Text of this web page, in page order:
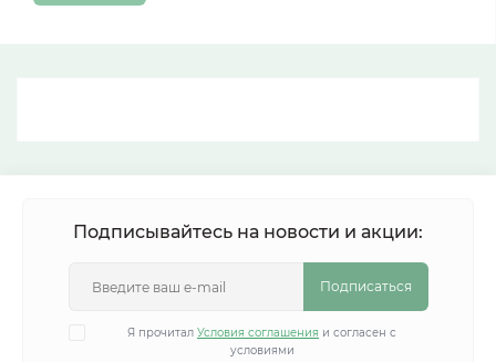
Подписывайтесь на новости и акции:
Подписаться
Я прочитал Условия соглашения и согласен с
условиями